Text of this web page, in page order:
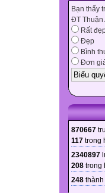
Bạn thấy
ĐT Thuận
Rất
Đẹp
Bình
Đơn
870667
117 trong
2340897
208 trong
248 thành